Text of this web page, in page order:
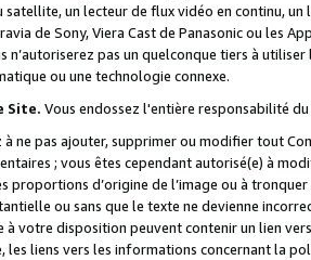
un lecteur de flux vidéo en continu,
de Sony, Viera Cast de Panasonic ou les
n’autoriserez pas un quelconque tiers à
ou une technologie connexe.
Site. Vous endossez l'entière responsabilité
à ne pas ajouter, supprimer ou modifier tout
; vous êtes cependant autorisé(e) à
proportions d’origine de l’image ou à
ou sans que le texte ne devienne
à votre disposition peuvent contenir un lien
les liens vers les informations concernant la